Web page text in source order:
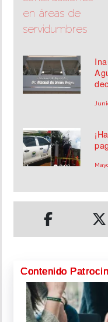
Contenido